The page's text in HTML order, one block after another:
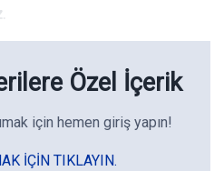
Özel İçerik
için hemen giriş yapın!
IÇIN TIKLAYIN.